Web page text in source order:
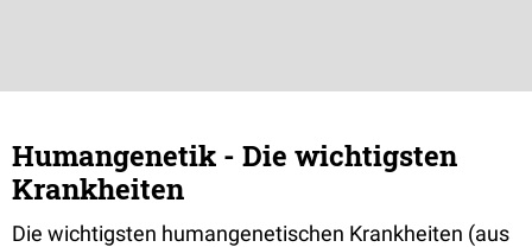
Humangenetik - Die wichtigsten
Krankheiten
Die wichtigsten humangenetischen Krankheiten (aus